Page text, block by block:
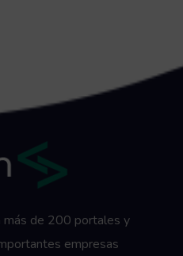
más de 200 portales y
empresas